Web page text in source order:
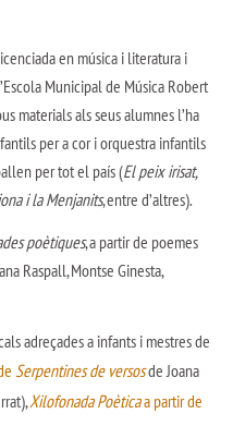
en música i literatura i
Municipal de Música Robert
materials als seus alumnes l’ha
per a cor i orquestra infantils
per tot el país (El peix irisat,
i la Menjanits, entre d’altres).
poètiques, a partir de poemes
Raspall, Montse Ginesta,
adreçades a infants i mestres de
Serpentines de versosde Joana
Xilofonada Poèticaa partir de